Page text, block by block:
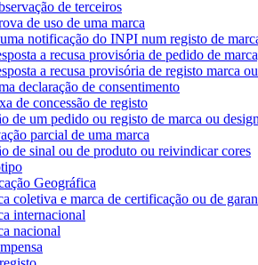
de terceiros
de uso de uma marca
notificação do INPI num registo de
a recusa provisória de pedido de
a recusa provisória de registo marca
declaração de consentimento
de concessão de registo
de um pedido ou registo de marca ou design
parcial de uma marca
de sinal ou de produto ou reivindicar cores
Geográfica
coletiva e marca de certificação ou de
internacional
nacional